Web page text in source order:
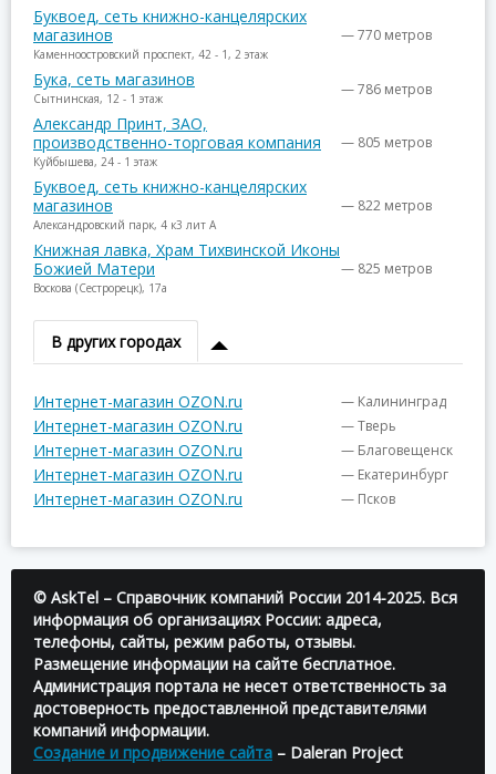
Буквоед, сеть книжно-канцелярских
магазинов
Каменноостровский проспект, 42 - 1, 2 этаж
— 770 метров
Бука, сеть магазинов
Сытнинская, 12 - 1 этаж — 786 метров
Александр Принт, ЗАО,
производственно-торговая компания
Куйбышева, 24 - 1 этаж
— 805 метров
Буквоед, сеть книжно-канцелярских
магазинов
Александровский парк, 4 к3 лит А
— 822 метров
Книжная лавка, Храм Тихвинской Иконы
Божией Матери
Воскова (Сестрорецк), 17а
— 825 метров
В других городах
Интернет-магазин OZON.ru — Калининград
Интернет-магазин OZON.ru — Тверь
Интернет-магазин OZON.ru — Благовещенск
Интернет-магазин OZON.ru — Екатеринбург
Интернет-магазин OZON.ru — Псков
© AskTel – Справочник компаний России 2014-2025. Вся
информация об организациях России: адреса,
телефоны, сайты, режим работы, отзывы.
Размещение информации на сайте бесплатное.
Администрация портала не несет ответственность за
достоверность предоставленной представителями
компаний информации.
Создание и продвижение сайта – Daleran Project